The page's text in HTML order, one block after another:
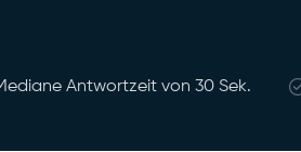
Antwortzeit von 30 Sek.